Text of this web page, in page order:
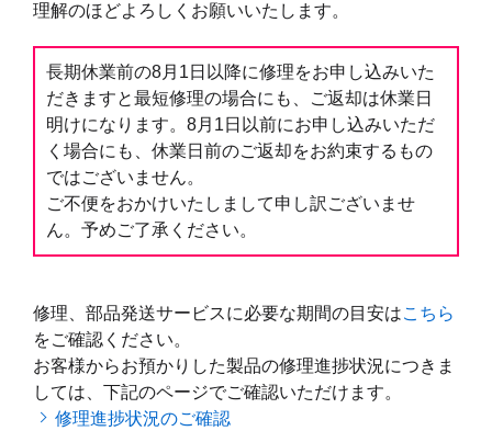
理解のほどよろしくお願いいたします。
長期休業前の8月1日以降に修理をお申し込みいた
だきますと最短修理の場合にも、ご返却は休業日
明けになります。8月1日以前にお申し込みいただ
く場合にも、休業日前のご返却をお約束するもの
ではございません。
ご不便をおかけいたしまして申し訳ございませ
ん。予めご了承ください。
修理、部品発送サービスに必要な期間の目安はこちら
をご確認ください。
お客様からお預かりした製品の修理進捗状況につきま
しては、下記のページでご確認いただけます。
修理進捗状況のご確認